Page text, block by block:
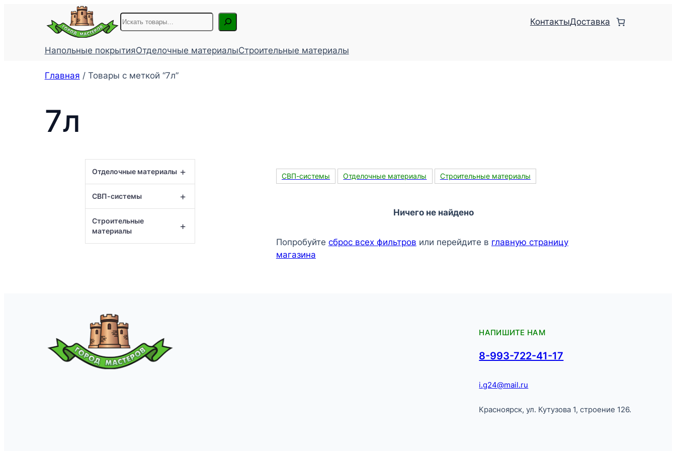
содержимому
Поиск
КонтактыДоставка
Напольные покрытияОтделочные материалыСтроительные материалы
Главная / Товары с меткой “7л”
7л
+
Отделочные материалы
+
СВП-системы
+
Строительные
материалы
СВП-системы Отделочные материалы Строительные материалы
Ничего не найдено
Попробуйте сброс всех фильтров или перейдите в главную страницу
магазина
НАПИШИТЕ НАМ
8-993-722-41-17
i.g24@mail.ru
Красноярск, ул. Кутузова 1, строение 126.